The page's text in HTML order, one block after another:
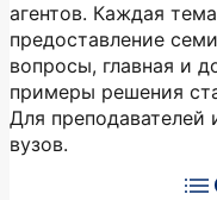
агентов. Каждая
предоставление
вопросы, главная и
примеры решения
Для преподавателей
вузов.